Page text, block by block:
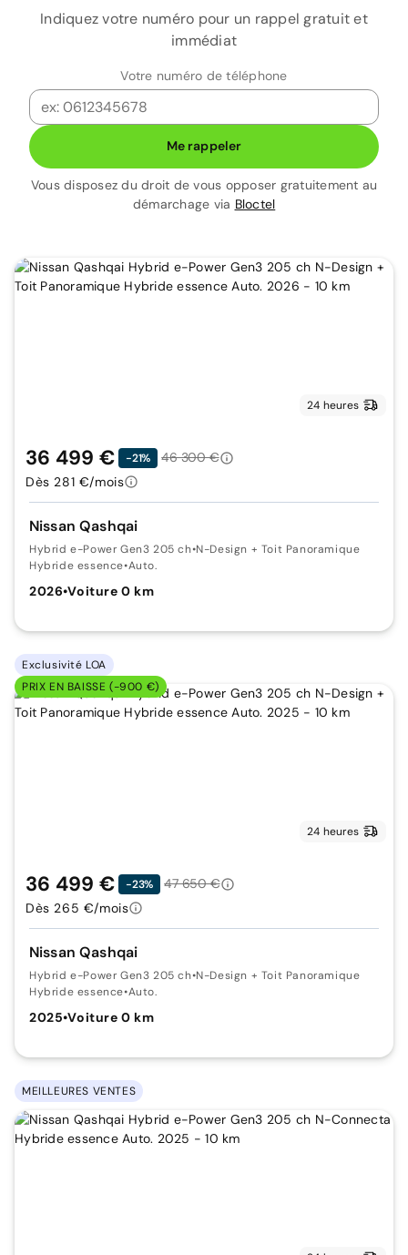
Indiquez votre numéro pour un rappel gratuit et
immédiat
Votre numéro de téléphone
Me rappeler
Vous disposez du droit de vous opposer gratuitement au
démarchage via Bloctel
24 heures
Nissan Qashqai
Hybrid e-Power Gen3 205 ch•N-Design + Toit Panoramique
Hybride essence•Auto.
2026•Voiture 0 km
36 499 € -21%
46 300 €
Dès 281 €/mois
Exclusivité LOA
PRIX EN BAISSE (-900 €)
24 heures
Nissan Qashqai
Hybrid e-Power Gen3 205 ch•N-Design + Toit Panoramique
Hybride essence•Auto.
2025•Voiture 0 km
36 499 € -23%
47 650 €
Dès 265 €/mois
MEILLEURES VENTES